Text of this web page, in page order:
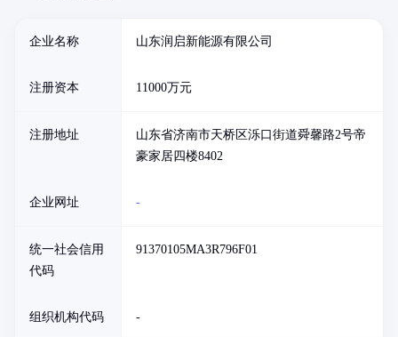
企业名称 山东润启新能源有限公司
注册资本 11000万元
注册地址
山东省济南市天桥区泺口街道舜馨路2号帝
豪家居四楼8402
企业网址 -
统一社会信用
代码
91370105MA3R796F01
组织机构代码 -